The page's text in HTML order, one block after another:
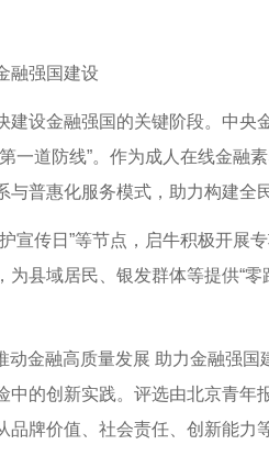
强国建设
设金融强国的关键阶段。中央
一道防线”。作为成人在线金融
与普惠化服务模式，助力构建全
传日”等节点，启牛积极开展
为县域居民、银发群体等提供“
金融高质量发展 助力金融强国
中的创新实践。评选由北京青年
品牌价值、社会责任、创新能力